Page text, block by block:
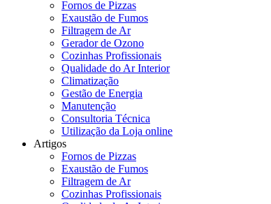
Fornos de Pizzas
Exaustão de Fumos
Filtragem de Ar
Gerador de Ozono
Cozinhas Profissionais
Qualidade do Ar Interior
Climatização
Gestão de Energia
Manutenção
Consultoria Técnica
Utilização da Loja online
Artigos
Fornos de Pizzas
Exaustão de Fumos
Filtragem de Ar
Cozinhas Profissionais